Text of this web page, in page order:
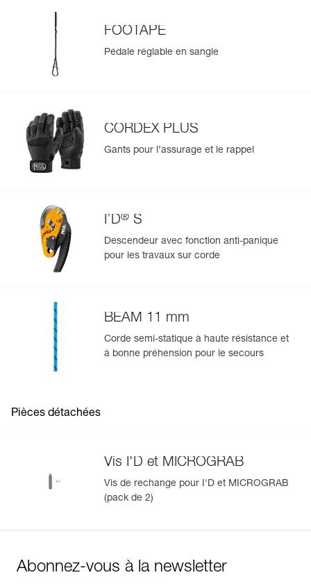
d’intégrer le descendeur I’D S dans les kits de secours,
- possibilité de rajouter un frein additionnel, ouvert ou
fonction de la charge et du diamètre de corde.
Le renfort de protection, en acier inoxydable sur la zone
Descente de charge : jusqu'à 140 kg pour un usage une
personne, pouvant aller jusqu'à 272 kg pour un usage en
secours.
Compatibilité corde : 10 à 11,5 mm de diamètre.
FOOTAPE
Pédale réglable en sangle
CORDEX PLUS
Gants pour l’assurage et le rappel
I’D® S
Descendeur avec fonction anti-panique
pour les travaux sur corde
BEAM 11 mm
Corde semi-statique à haute résistance et
à bonne préhension pour le secours
Pièces détachées
Vis I'D et MICROGRAB
Vis de rechange pour I'D et MICROGRAB
(pack de 2)
Abonnez-vous à la newsletter